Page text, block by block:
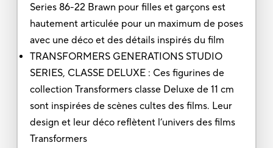
Series 86-22 Brawn pour filles et garçons est
hautement articulée pour un maximum de poses
avec une déco et des détails inspirés du film
TRANSFORMERS GENERATIONS STUDIO
SERIES, CLASSE DELUXE : Ces figurines de
collection Transformers classe Deluxe de 11 cm
sont inspirées de scènes cultes des films. Leur
design et leur déco reflètent l’univers des films
Transformers